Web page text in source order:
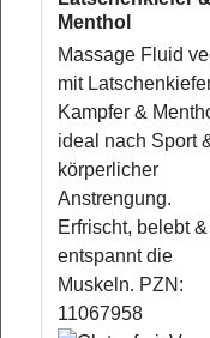
Menthol
Massage Fluid
mit
Kampfer &
ideal nach Sport
körperlicher
Anstrengung.
Erfrischt, belebt &
entspannt die
Muskeln. PZN:
11067958